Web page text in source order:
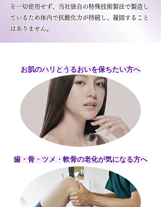
を一切使用せず、当社独自の特殊技術製法で製造し
ているため体内で抗酸化力が持続し、凝固すること
はありません。
お肌のハリとうるおいを保ちたい方へ
​歯・骨・ツメ・軟骨の老化が気になる方へ